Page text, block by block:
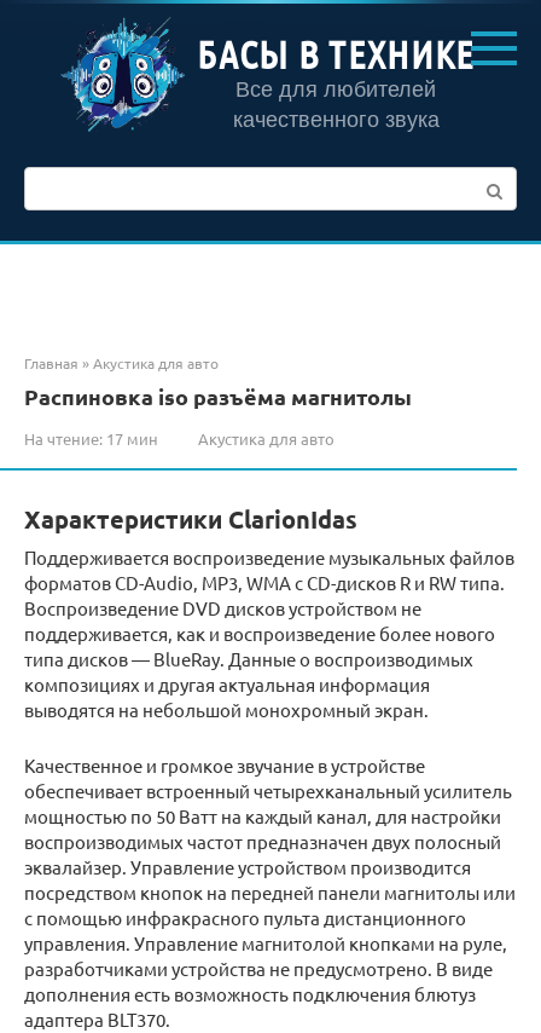
контенту
БАСЫ В ТЕХНИКЕ
Все для любителей
качественного звука
Главная »Акустика для авто
Распиновка iso разъёма магнитолы
На чтение: 17 мин Акустика для авто
Характеристики ClarionIdas
Поддерживается воспроизведение музыкальных файлов
форматов CD-Audio, MP3, WMA с CD-дисков R и RW типа.
Воспроизведение DVD дисков устройством не
поддерживается, как и воспроизведение более нового
типа дисков — BlueRay. Данные о воспроизводимых
композициях и другая актуальная информация
выводятся на небольшой монохромный экран.
Качественное и громкое звучание в устройстве
обеспечивает встроенный четырехканальный усилитель
мощностью по 50 Ватт на каждый канал, для настройки
воспроизводимых частот предназначен двух полосный
эквалайзер. Управление устройством производится
посредством кнопок на передней панели магнитолы или
с помощью инфракрасного пульта дистанционного
управления. Управление магнитолой кнопками на руле,
разработчиками устройства не предусмотрено. В виде
дополнения есть возможность подключения блютуз
адаптера BLT370.